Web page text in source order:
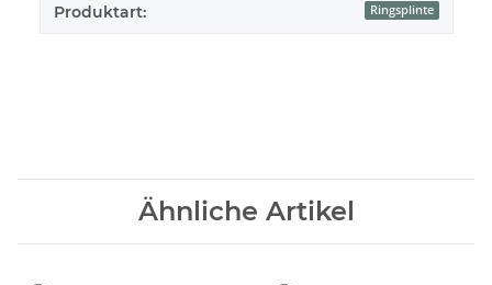
Produktart: Ringsplinte
Ähnliche Artikel